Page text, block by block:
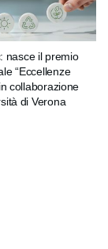
nasce il premio
“Eccellenze
collaborazione
di Verona